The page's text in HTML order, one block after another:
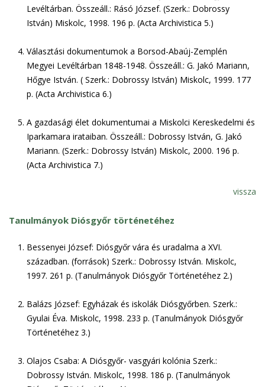
Levéltárban. Összeáll.: Rásó József. (Szerk.: Dobrossy
István) Miskolc, 1998. 196 p. (Acta Archivistica 5.)
Választási dokumentumok a Borsod-Abaúj-Zemplén
Megyei Levéltárban 1848-1948. Összeáll.: G. Jakó Mariann,
Hőgye István. ( Szerk.: Dobrossy István) Miskolc, 1999. 177
p. (Acta Archivistica 6.)
A gazdasági élet dokumentumai a Miskolci Kereskedelmi és
Iparkamara irataiban. Összeáll.: Dobrossy István, G. Jakó
Mariann. (Szerk.: Dobrossy István) Miskolc, 2000. 196 p.
(Acta Archivistica 7.)
vissza
Tanulmányok Diósgyőr történetéhez
Bessenyei József: Diósgyőr vára és uradalma a XVI.
században. (források) Szerk.: Dobrossy István. Miskolc,
1997. 261 p. (Tanulmányok Diósgyőr Történetéhez 2.)
Balázs József: Egyházak és iskolák Diósgyőrben. Szerk.:
Gyulai Éva. Miskolc, 1998. 233 p. (Tanulmányok Diósgyőr
Történetéhez 3.)
Olajos Csaba: A Diósgyőr- vasgyári kolónia Szerk.:
Dobrossy István. Miskolc, 1998. 186 p. (Tanulmányok